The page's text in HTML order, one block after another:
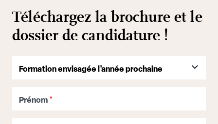
Téléchargez la brochure et le
dossier de candidature !
Prénom *